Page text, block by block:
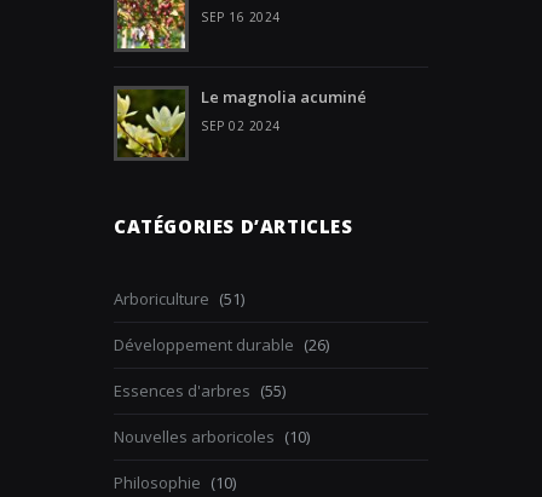
SEP 16 2024
Le magnolia acuminé
SEP 02 2024
CATÉGORIES D’ARTICLES
Arboriculture (51)
Développement durable (26)
Essences d'arbres (55)
Nouvelles arboricoles (10)
Philosophie (10)